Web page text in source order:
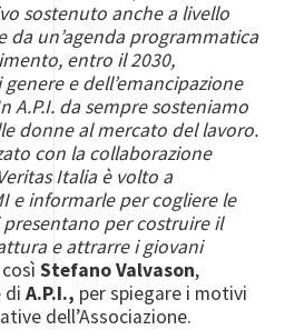
sostenuto anche a livello
da un’agenda programmatica
entro il 2030,
e dell’emancipazione
A.P.I. da sempre sosteniamo
donne al mercato del lavoro.
con la collaborazione
Italia è volto a
e informarle per cogliere le
per costruire il
e attrarre i giovani
cosìStefano Valvason,
diA.P.I., per spiegare i motivi
dell’Associazione.